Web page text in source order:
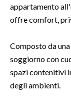
appartamento
offre comfort,
Composto da
soggiorno con
spazi contenitivi
degli ambienti.